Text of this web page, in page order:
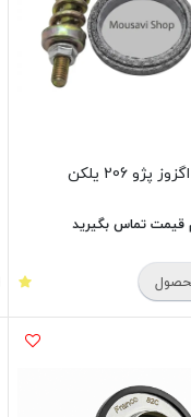
206 یلکن
قیمت تماس بگیرید